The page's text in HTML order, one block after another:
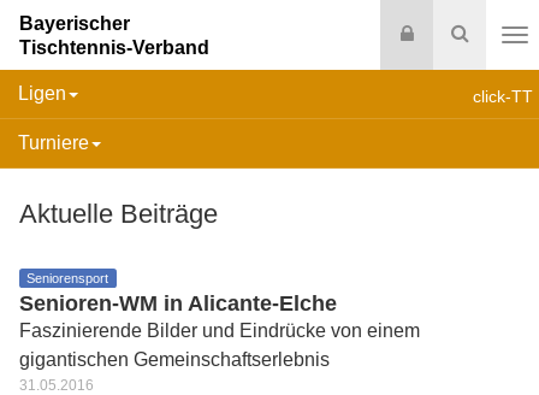
Suche
Login
Bayerischer
Tischtennis-Verband
click-TT
Ligen
Turniere
Aktuelle Beiträge
Seniorensport
Senioren-WM in Alicante-Elche
Faszinierende Bilder und Eindrücke von einem
gigantischen Gemeinschaftserlebnis
31.05.2016